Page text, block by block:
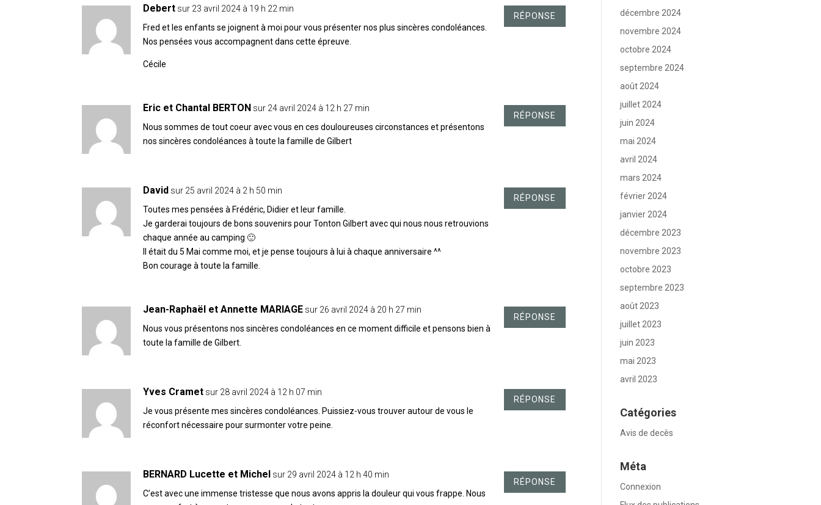
Debert sur 23 avril 2024 à 19 h 22 min
Fred et les enfants se joignent à moi pour vous présenter nos plus sincères condoléances.
Nos pensées vous accompagnent dans cette épreuve.
Cécile
RÉPONSE
Eric et Chantal BERTON sur 24 avril 2024 à 12 h 27 min
Nous sommes de tout coeur avec vous en ces douloureuses circonstances et présentons
nos sincères condoléances à toute la famille de Gilbert
RÉPONSE
David sur 25 avril 2024 à 2 h 50 min
Toutes mes pensées à Frédéric, Didier et leur famille.
Je garderai toujours de bons souvenirs pour Tonton Gilbert avec qui nous nous retrouvions
chaque année au camping 🙂
Il était du 5 Mai comme moi, et je pense toujours à lui à chaque anniversaire ^^
Bon courage à toute la famille.
RÉPONSE
Jean-Raphaël et Annette MARIAGE sur 26 avril 2024 à 20 h 27 min
Nous vous présentons nos sincères condoléances en ce moment difficile et pensons bien à
toute la famille de Gilbert.
RÉPONSE
Yves Cramet sur 28 avril 2024 à 12 h 07 min
Je vous présente mes sincères condoléances. Puissiez-vous trouver autour de vous le
réconfort nécessaire pour surmonter votre peine.
RÉPONSE
BERNARD Lucette et Michel sur 29 avril 2024 à 12 h 40 min
C’est avec une immense tristesse que nous avons appris la douleur qui vous frappe. Nous
RÉPONSE
décembre 2024
novembre 2024
octobre 2024
septembre 2024
août 2024
juillet 2024
juin 2024
mai 2024
avril 2024
mars 2024
février 2024
janvier 2024
décembre 2023
novembre 2023
octobre 2023
septembre 2023
août 2023
juillet 2023
juin 2023
mai 2023
avril 2023
Catégories
Avis de decès
Méta
Connexion